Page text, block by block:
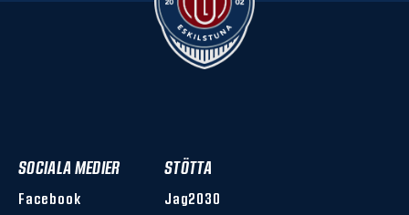
SOCIALA MEDIER
Facebook
STÖTTA
Jag2030